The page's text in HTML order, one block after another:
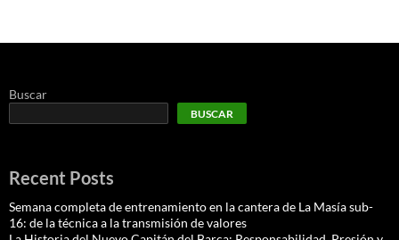
Buscar
BUSCAR
Recent Posts
Semana completa de entrenamiento en la cantera de La Masía sub-
16: de la técnica a la transmisión de valores